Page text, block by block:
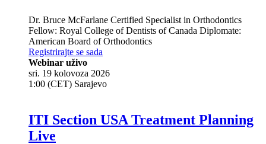
Dr. Bruce McFarlane Certified Specialist in Orthodontics
Fellow: Royal College of Dentists of Canada Diplomate:
American Board of Orthodontics
Registrirajte se sada
Webinar uživo
sri. 19 kolovoza 2026
1:00 (CET) Sarajevo
ITI Section USA Treatment Planning
Live